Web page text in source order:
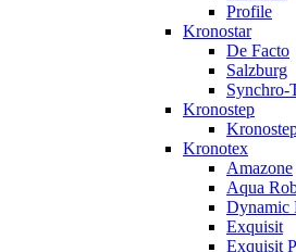
Profile
Kronostar
De Facto
Salzburg
Synchro-
Kronostep
Kronotex
Amazone
Aqua
Dynamic
Exquisit
Exquisit